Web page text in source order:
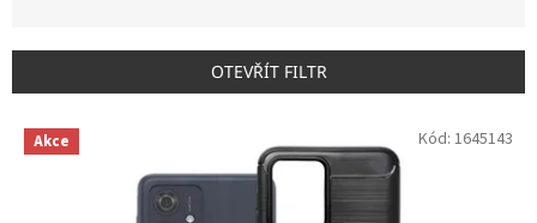
r
o
d
OTEVŘÍT FILTR
V Akce Kód: 1645143